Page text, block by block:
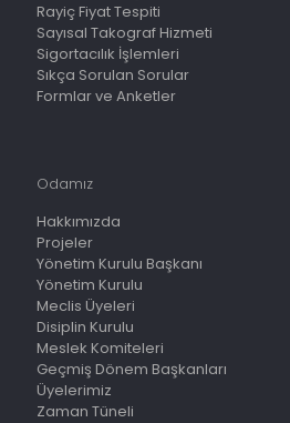
Rayiç Fiyat Tespiti
Sayısal Takograf Hizmeti
Sigortacılık İşlemleri
Sıkça Sorulan Sorular
Formlar ve Anketler
Odamız
Hakkımızda
Projeler
Yönetim Kurulu Başkanı
Yönetim Kurulu
Meclis Üyeleri
Disiplin Kurulu
Meslek Komiteleri
Geçmiş Dönem Başkanları
Üyelerimiz
Zaman Tüneli